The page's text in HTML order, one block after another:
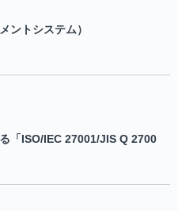
ントシステム）
「ISO/IEC 27001/JIS Q 2700